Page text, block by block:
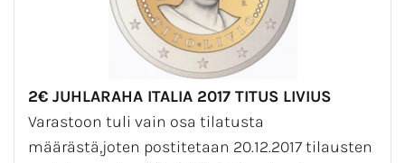
2€ JUHLARAHA ITALIA 2017 TITUS LIVIUS
Varastoon tuli vain osa tilatusta
määrästä,joten postitetaan 20.12.2017 tilausten